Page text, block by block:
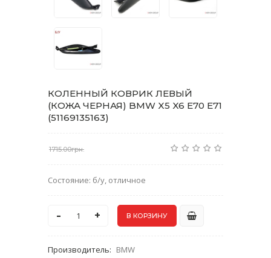
КОЛЕННЫЙ КОВРИК ЛЕВЫЙ
(КОЖА ЧЕРНАЯ) BMW X5 X6 E70 E71
(51169135163)
1715.00грн.
Состояние: б/у, отличное
- +
Производитель: BMW